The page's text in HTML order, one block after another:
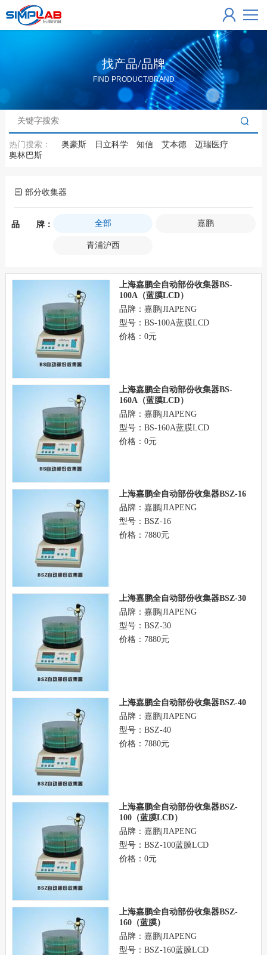
找产品/品牌
FIND PRODUCT/BRAND
热门搜索： 奥豪斯 日立科学 知信 艾本德
迈瑞医疗
奥林巴斯
部分收集器
品 牌： 全部 嘉鹏
青浦沪西
上海嘉鹏全自动部份收集器BS-
100A（蓝膜LCD）
品牌：嘉鹏|JIAPENG
型号：BS-100A蓝膜LCD
价格：0元
上海嘉鹏全自动部份收集器BS-
160A（蓝膜LCD）
品牌：嘉鹏|JIAPENG
型号：BS-160A蓝膜LCD
价格：0元
上海嘉鹏全自动部份收集器BSZ-16
品牌：嘉鹏|JIAPENG
型号：BSZ-16
价格：7880元
上海嘉鹏全自动部份收集器BSZ-30
品牌：嘉鹏|JIAPENG
型号：BSZ-30
价格：7880元
上海嘉鹏全自动部份收集器BSZ-40
品牌：嘉鹏|JIAPENG
型号：BSZ-40
价格：7880元
上海嘉鹏全自动部份收集器BSZ-
100（蓝膜LCD）
品牌：嘉鹏|JIAPENG
型号：BSZ-100蓝膜LCD
价格：0元
上海嘉鹏全自动部份收集器BSZ-
160（蓝膜）
品牌：嘉鹏|JIAPENG
型号：BSZ-160蓝膜LCD